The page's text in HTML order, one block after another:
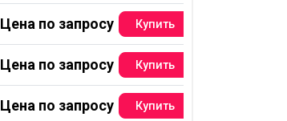
Цена по запросу
Цена по запросу
Цена по запросу